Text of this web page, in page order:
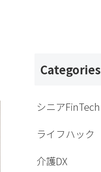
Categories
シニアFinTech
ライフハック
介護DX